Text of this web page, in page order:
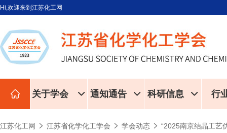
Hi,欢迎来到江苏化工网
关于学会 通知通告 科研信息 行
江苏化工网 江苏省化学化工学会 学会动态 “2025南京结晶工艺